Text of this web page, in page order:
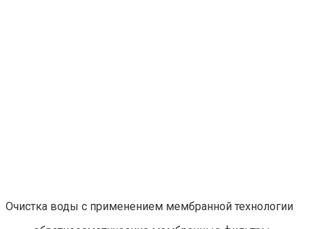
Очистка воды с применением мембранной технологии